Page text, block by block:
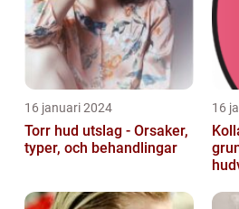
16 januari 2024
Torr hud utslag - Orsaker,
typer, och behandlingar
16